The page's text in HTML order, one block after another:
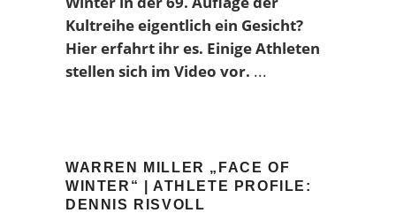
Kultreihe eigentlich ein Gesicht?
Hier erfahrt ihr es. Einige Athleten
stellen sich im Video vor.
WARREN MILLER „FACE OF
WINTER“ | ATHLETE PROFILE:
DENNIS RISVOLL